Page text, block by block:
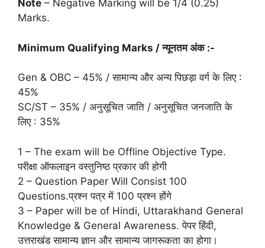
Note – Negative Marking will be 1/4 (0.25)
Marks.
Minimum Qualifying Marks / न्यूनतम अंक :-
Gen & OBC – 45% / सामान्य और अन्य पिछड़ा वर्ग के लिए :
45%
SC/ST – 35% / अनुसूचित जाति / अनुसूचित जनजाति के
लिए : 35%
1 – The exam will be Offline Objective Type.
परीक्षा ऑफलाइन वस्तुनिष्ठ प्रकार की होगी
2 – Question Paper Will Consist 100
Questions.प्रश्न पत्र में 100 प्रश्न होंगे
3 – Paper will be of Hindi, Uttarakhand General
Knowledge & General Awareness. पेपर हिंदी,
उत्तराखंड सामान्य ज्ञान और सामान्य जागरूकता का होगा।